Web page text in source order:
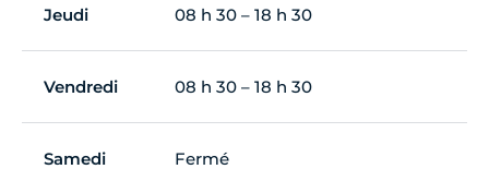
Jeudi 08 h 30 – 18 h 30
Vendredi 08 h 30 – 18 h 30
Samedi Fermé